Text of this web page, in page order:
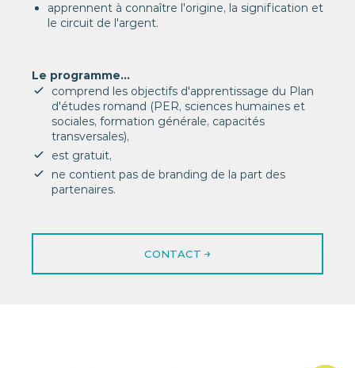
apprennent à connaître l'origine, la signification et
le circuit de l'argent.
Le programme...
comprend les objectifs d'apprentissage du Plan
d'études romand (PER, sciences humaines et
sociales, formation générale, capacités
transversales),
est gratuit,
ne contient pas de branding de la part des
partenaires.
CONTACT